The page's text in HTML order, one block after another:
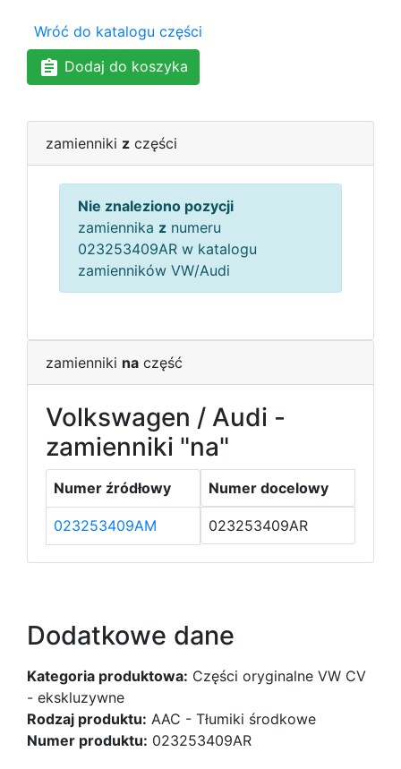
Wróć do katalogu części
Dodaj do koszyka
zamienniki z części
Nie znaleziono pozycji
zamiennika z numeru
023253409AR w katalogu
zamienników VW/Audi
zamienniki na część
Volkswagen / Audi -
zamienniki "na"
Numer źródłowy Numer docelowy
023253409AM 023253409AR
Dodatkowe dane
Kategoria produktowa: Części oryginalne VW CV
- ekskluzywne
Rodzaj produktu: AAC - Tłumiki środkowe
Numer produktu: 023253409AR